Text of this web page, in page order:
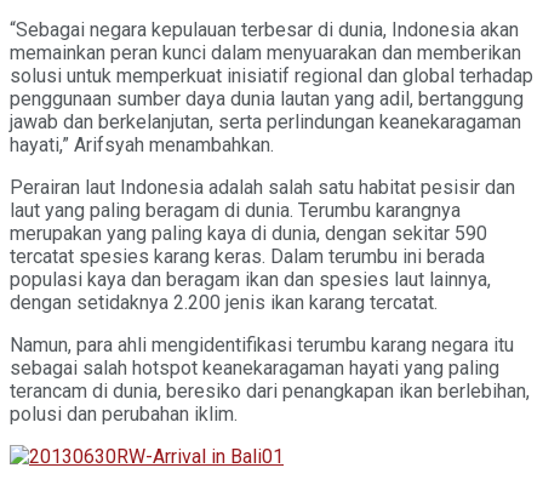
“Sebagai negara kepulauan terbesar di dunia, Indonesia akan
memainkan peran kunci dalam menyuarakan dan memberikan
solusi untuk memperkuat inisiatif regional dan global terhadap
penggunaan sumber daya dunia lautan yang adil, bertanggung
jawab dan berkelanjutan, serta perlindungan keanekaragaman
hayati,” Arifsyah menambahkan.
Perairan laut Indonesia adalah salah satu habitat pesisir dan
laut yang paling beragam di dunia. Terumbu karangnya
merupakan yang paling kaya di dunia, dengan sekitar 590
tercatat spesies karang keras. Dalam terumbu ini berada
populasi kaya dan beragam ikan dan spesies laut lainnya,
dengan setidaknya 2.200 jenis ikan karang tercatat.
Namun, para ahli mengidentifikasi terumbu karang negara itu
sebagai salah hotspot keanekaragaman hayati yang paling
terancam di dunia, beresiko dari penangkapan ikan berlebihan,
polusi dan perubahan iklim.